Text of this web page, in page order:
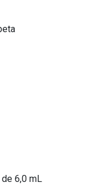
Peso
8 Kg
e 16 Kg
e 24 Kg
e 40 Kg
40 kg
mL